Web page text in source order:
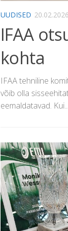
UUDISED 20.02.2026
IFAA
kohta
IFAA tehniline
võib olla
eemaldatavad. Kui...